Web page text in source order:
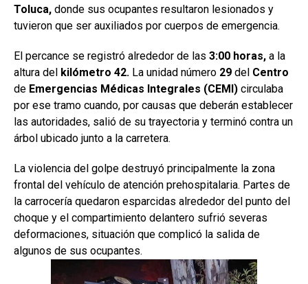
Toluca, donde sus ocupantes resultaron lesionados y
tuvieron que ser auxiliados por cuerpos de emergencia.
El percance se registró alrededor de las 3:00 horas, a la
altura del kilómetro 42. La unidad número 29 del Centro
de Emergencias Médicas Integrales (CEMI) circulaba
por ese tramo cuando, por causas que deberán establecer
las autoridades, salió de su trayectoria y terminó contra un
árbol ubicado junto a la carretera.
La violencia del golpe destruyó principalmente la zona
frontal del vehículo de atención prehospitalaria. Partes de
la carrocería quedaron esparcidas alrededor del punto del
choque y el compartimiento delantero sufrió severas
deformaciones, situación que complicó la salida de
algunos de sus ocupantes.